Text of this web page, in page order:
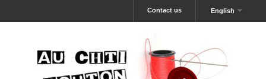
English
Contact us